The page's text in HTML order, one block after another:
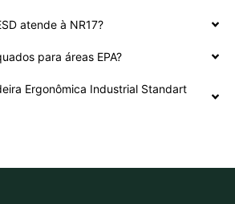
atende à NR17?
para áreas EPA?
Ergonômica Industrial Standart